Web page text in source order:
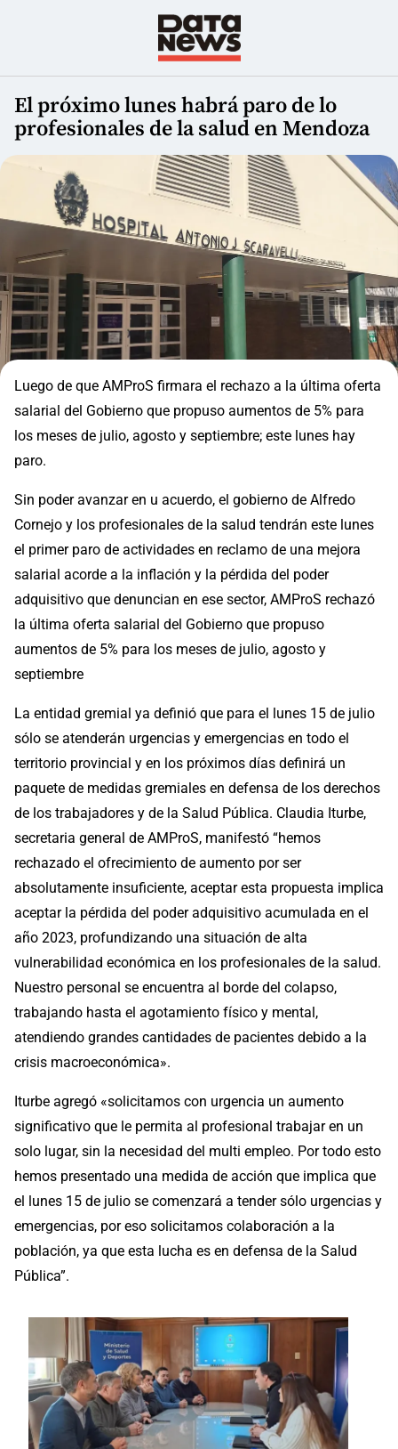
El próximo lunes habrá paro de lo
profesionales de la salud en Mendoza
Luego de que AMProS firmara el rechazo a la última oferta
salarial del Gobierno que propuso aumentos de 5% para
los meses de julio, agosto y septiembre; este lunes hay
paro.
Sin poder avanzar en u acuerdo, el gobierno de Alfredo
Cornejo y los profesionales de la salud tendrán este lunes
el primer paro de actividades en reclamo de una mejora
salarial acorde a la inflación y la pérdida del poder
adquisitivo que denuncian en ese sector, AMProS rechazó
la última oferta salarial del Gobierno que propuso
aumentos de 5% para los meses de julio, agosto y
septiembre
La entidad gremial ya definió que para el lunes 15 de julio
sólo se atenderán urgencias y emergencias en todo el
territorio provincial y en los próximos días definirá un
paquete de medidas gremiales en defensa de los derechos
de los trabajadores y de la Salud Pública. Claudia Iturbe,
secretaria general de AMProS, manifestó “hemos
rechazado el ofrecimiento de aumento por ser
absolutamente insuficiente, aceptar esta propuesta implica
aceptar la pérdida del poder adquisitivo acumulada en el
año 2023, profundizando una situación de alta
vulnerabilidad económica en los profesionales de la salud.
Nuestro personal se encuentra al borde del colapso,
trabajando hasta el agotamiento físico y mental,
atendiendo grandes cantidades de pacientes debido a la
crisis macroeconómica».
Iturbe agregó «solicitamos con urgencia un aumento
significativo que le permita al profesional trabajar en un
solo lugar, sin la necesidad del multi empleo. Por todo esto
hemos presentado una medida de acción que implica que
el lunes 15 de julio se comenzará a tender sólo urgencias y
emergencias, por eso solicitamos colaboración a la
población, ya que esta lucha es en defensa de la Salud
Pública”.